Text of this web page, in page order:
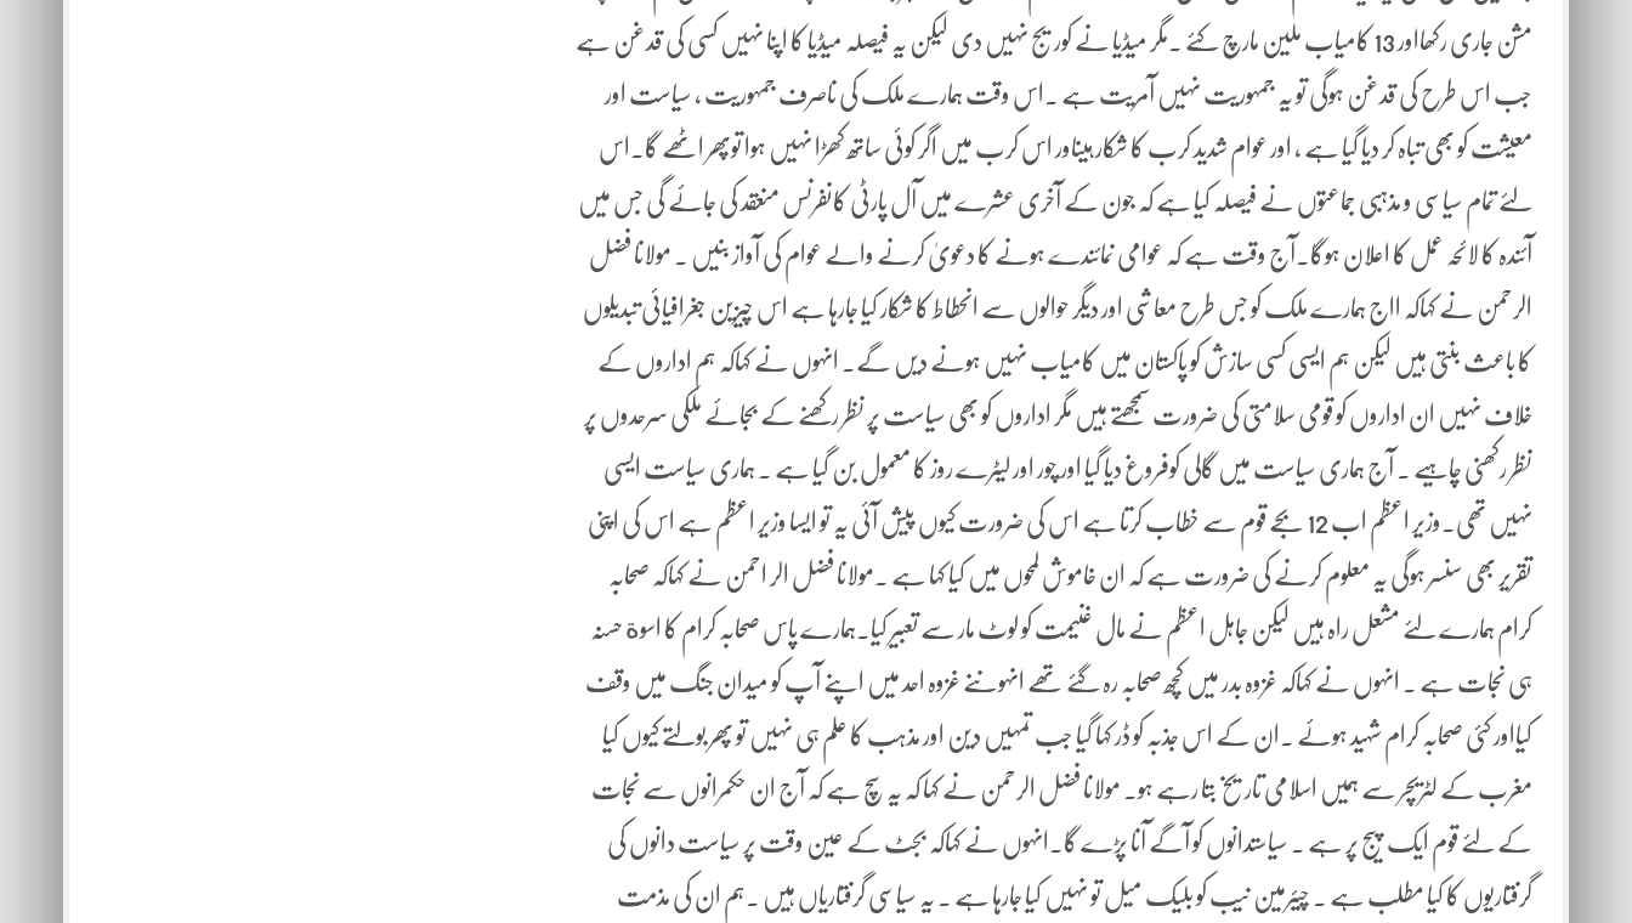
مشن جاری رکھااور 13 کامیاب ملین مارچ کئے ۔مگر میڈیا نے کوریج نہیں دی لیکن یہ فیصلہ میڈیا کا اپنا نہیں کسی کی قدغن ہے
جب اس طرح کی قدغن ہوگی تو یہ جمہوریت نہیں آمریت ہے ۔اس وقت ہمارے ملک کی ناصرف جمہوریت ، سیاست اور
معیشت کو بھی تباہ کر دیا گیا ہے ، اور عوام شدید کرب کا شکار ہیںاور اس کرب میں اگر کوئی ساتھ کھڑا نہیں ہوا توپھر اٹھے گا۔اس
لئے تمام سیاسی و مذہبی جماعتوں نے فیصلہ کیا ہے کہ جون کے آخری عشرے میں آل پارٹی کانفرنس منعقد کی جائے گی جس میں
آئندہ کا لائحہ عمل کا اعلان ہوگا۔آج وقت ہے کہ عوامی نمائندے ہونے کا دعویٰ کرنے والے عوام کی آواز بنیں ۔ مولانا فضل
الرحمن نے کہاکہ ااج ہمارے ملک کو جس طرح معاشی اور دیگر حوالوں سے انحطاط کا شکار کیا جارہا ہے اس چیزین جغرافیائی تبدیلوں
کا باعث بنتی ہیں لیکن ہم ایسی کسی سازش کو پاکستان میں کامیاب نہیں ہونے دیں گے۔ انہوں نے کہاکہ ہم اداروں کے
خلاف نہیں ان اداروں کو قومی سلامتی کی ضرورت سمجھتے ہیں مگر اداروں کو بھی سیاست پر نظر رکھنے کے بجائے ملکی سرحدوں پر
نظر رکھنی چاہیے ۔ آج ہماری سیاست میں گالی کوفروغ دیا گیا اور چور اور لیٹرے روز کا معمول بن گیا ہے ۔ ہماری سیاست ایسی
نہیں تھی۔وزیر اعظم اب 12 بجے قوم سے خطاب کرتا ہے اس کی ضرورت کیوں پیش آئی یہ تو ایسا وزیر اعظم ہے اس کی اپنی
تقریر بھی سنسر ہوگی یہ معلوم کرنے کی ضرورت ہے کہ ان خاموش لمحوں میں کیا کہا ہے ۔مولانا فضل الر احمن نے کہاکہ صحابہ
کرام ہمارے لئے مشعل راہ ہیں لیکن جاہل اعظم نے مال غنیمت کو لوٹ مار سے تعبیر کیا۔ہمارے پاس صحابہ کرام کا اسوة حسنہ
ہی نجات ہے ۔ انہوں نے کہاکہ غزوہ بدر میں کچھ صحابہ رہ گئے تھے انہوںنے غزوہ احد میں اپنے آپ کو میدان جنگ میں وقف
کیااور کئی صحابہ کرام شہید ہوئے ۔ان کے اس جذبہ کو ڈر کہا گیا جب تمہیں دین اور مذہب کا علم ہی نہیں تو پھر بولتے کیوں کیا
مغرب کے لٹریچر سے ہمیں اسلامی تاریخ بتا رہے ہو۔ مولانا فضل الرحمن نے کہا کہ یہ سچ ہے کہ آج ان حکمرانوں سے نجات
کے لئے قوم ایک پیج پر ہے ۔ سیاستدانوں کو آگے آنا پڑے گا۔انہوں نے کہاکہ بجٹ کے عین وقت پر سیاست دانوں کی
گرفتاریوں کا کیا مطلب ہے ۔ چیئرمین نیب کو بلیک میل تو نہیں کیا جارہا ہے ۔ یہ سیاسی گرفتاریاں ہیں ۔ہم ان کی مذمت